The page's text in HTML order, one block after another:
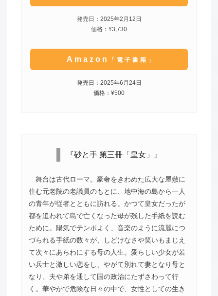
発売日：2025年2月12日
価格：¥3,730
Amazon 「電子書籍」
発売日：2025年6月24日
価格：¥500
『砂と手 第三冊「皇女」』
舞台は古代ローマ。豪奢をきわめた広大な屋敷に
住む元老院の老議員のもとに、地中海の島から一人
の青年が従者とともに訪れる。かつて皇女だったが
都を追われて島で亡くなった母が残した手紙を読む
ために。陽気でテンポよく、音楽のように流麗につ
づられる手紙の数々が、しどけなさや笑いもまじえ
て次々にあらわにする母の人生。愛らしい少女が若
い兵士と激しい恋をし、やがて別れて妻となり母と
なり、夫や弟を通して国の政治にたずさわって行
く。華やかで危険な日々の中で、女性としての生き